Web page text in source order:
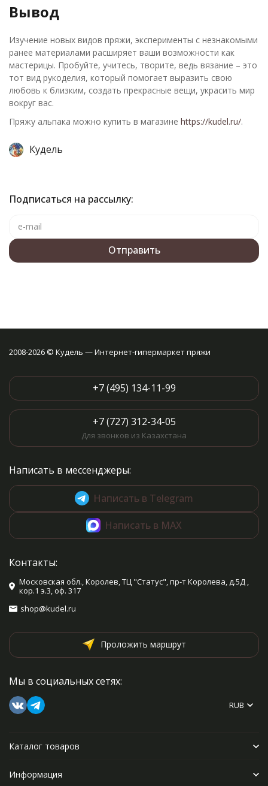
Вывод
Изучение новых видов пряжи, эксперименты с незнакомыми
ранее материалами расширяет ваши возможности как
мастерицы. Пробуйте, учитесь, творите, ведь вязание – это
тот вид рукоделия, который помогает выразить свою
любовь к близким, создать прекрасные вещи, украсить мир
вокруг вас.
Пряжу альпака можно купить в магазине https://kudel.ru/.
Кудель
Подписаться на рассылку:
2008-2026 © Кудель — Интернет-гипермаркет пряжи
+7 (495) 134-11-99
+7 (727) 312-34-05
Для звонков из Казахстана
Написать в мессенджеры:
Написать в Telegram
Написать в MAX
Контакты:
Московская обл., Королев, ТЦ "Статус", пр-т Королева, д.5Д ,
кор.1 э.3, оф. 317
shop@kudel.ru
Проложить маршрут
Мы в социальных сетях:
RUB
Каталог товаров
Информация